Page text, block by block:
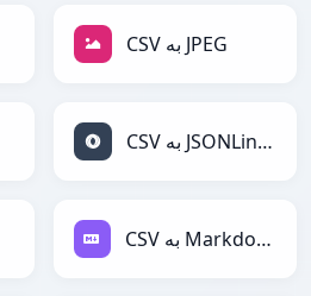
CSV به JPEG
CSV به JSONLines
CSV به Markdown